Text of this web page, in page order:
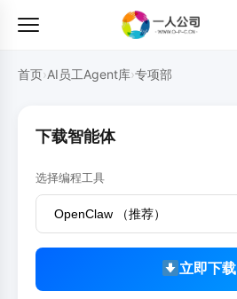
首页›AI员工Agent库›专项部
下载智能体
选择编程工具
立即下载